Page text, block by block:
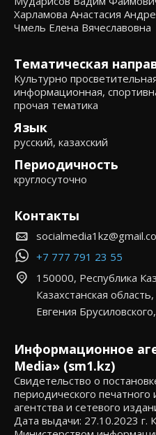
Харламова Анастасия
Чмель Елена Вячеславовна
Тематическая
Культурно
информационная,
прочая тематика
Язык
русский, казахский
Периодичность
круглосуточно
Контакты
+7 777 791 23 55
150000, Республика
Казахстанская
Евгения
Информационное
Media» (sm1.kz)
Свидетельство о
периодического
агентства и сетевого
Дата выдачи: 27.10.2023